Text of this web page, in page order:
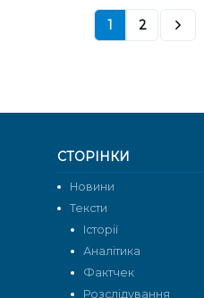
1 2
СТОРІНКИ
Новини
Тексти
Історії
Аналітика
Фактчек
Розслідування